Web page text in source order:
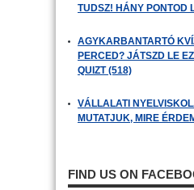
TUDSZ! HÁNY PONTOD
AGYKARBANTARTÓ
PERCED? JÁTSZD LE
QUIZT (518)
VÁLLALATI
MUTATJUK, MIRE
FIND US ON